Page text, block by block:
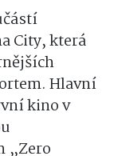
City, která
Hlavní
kino v
„Zero